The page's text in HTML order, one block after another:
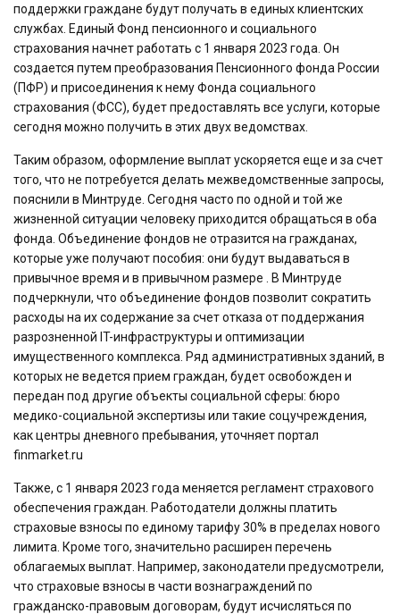
поддержки граждане будут получать в единых клиентских
службах. Единый Фонд пенсионного и социального
страхования начнет работать с 1 января 2023 года. Он
создается путем преобразования Пенсионного фонда России
(ПФР) и присоединения к нему Фонда социального
страхования (ФСС), будет предоставлять все услуги, которые
сегодня можно получить в этих двух ведомствах.
Таким образом, оформление выплат ускоряется еще и за счет
того, что не потребуется делать межведомственные запросы,
пояснили в Минтруде. Сегодня часто по одной и той же
жизненной ситуации человеку приходится обращаться в оба
фонда. Объединение фондов не отразится на гражданах,
которые уже получают пособия: они будут выдаваться в
привычное время и в привычном размере . В Минтруде
подчеркнули, что объединение фондов позволит сократить
расходы на их содержание за счет отказа от поддержания
разрозненной IT-инфраструктуры и оптимизации
имущественного комплекса. Ряд административных зданий, в
которых не ведется прием граждан, будет освобожден и
передан под другие объекты социальной сферы: бюро
медико-социальной экспертизы или такие соцучреждения,
как центры дневного пребывания, уточняет портал
finmarket.ru
Также, с 1 января 2023 года меняется регламент страхового
обеспечения граждан. Работодатели должны платить
страховые взносы по единому тарифу 30% в пределах нового
лимита. Кроме того, значительно расширен перечень
облагаемых выплат. Например, законодатели предусмотрели,
что страховые взносы в части вознаграждений по
гражданско-правовым договорам, будут исчисляться по